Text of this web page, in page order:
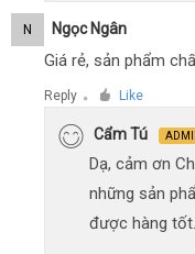
N Ngọc Ngân
Giá rẻ, sản phẩm
Reply ● Like
Cẩm Tú
Dạ, cảm ơn
những sản
được hàng tốt.